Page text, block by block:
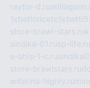
raytor-d.ru
store-brawl-stars.ru
sindika-01.rusp-life.ru
e-abis-1-c.ru
store-brawlstars.ru
antenna-highly.ru